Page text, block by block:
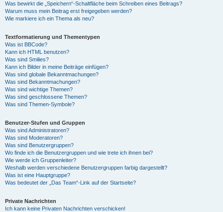
Was bewirkt die „Speichern“-Schaltfläche beim Schreiben eines Beitrags?
Warum muss mein Beitrag erst freigegeben werden?
Wie markiere ich ein Thema als neu?
Textformatierung und Thementypen
Was ist BBCode?
Kann ich HTML benutzen?
Was sind Smilies?
Kann ich Bilder in meine Beiträge einfügen?
Was sind globale Bekanntmachungen?
Was sind Bekanntmachungen?
Was sind wichtige Themen?
Was sind geschlossene Themen?
Was sind Themen-Symbole?
Benutzer-Stufen und Gruppen
Was sind Administratoren?
Was sind Moderatoren?
Was sind Benutzergruppen?
Wo finde ich die Benutzergruppen und wie trete ich ihnen bei?
Wie werde ich Gruppenleiter?
Weshalb werden verschiedene Benutzergruppen farbig dargestellt?
Was ist eine Hauptgruppe?
Was bedeutet der „Das Team“-Link auf der Startseite?
Private Nachrichten
Ich kann keine Privaten Nachrichten verschicken!